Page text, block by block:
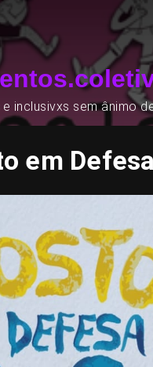
inclusivxs sem ânimo
em